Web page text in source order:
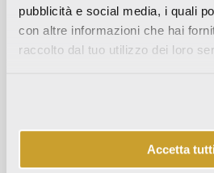
pubblicità e social media, i quali
con altre informazioni che hai
raccolto dal tuo utilizzo dei loro
Accetta tutti
Settembre 2021
Agosto 2021
Dicembre 2020
Novembre 2019